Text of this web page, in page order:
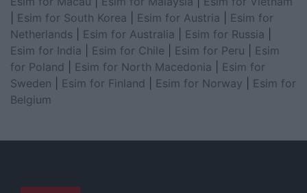
Esim for South Korea Esim for Austria
Esim for
Netherlands
Esim for Australia Esim for Russia
Esim for India
Esim for Chile Esim for Peru
Esim
for Poland
Esim for North Macedonia
Esim for
Sweden
Esim for Finland Esim for Norway
Esim for
Belgium